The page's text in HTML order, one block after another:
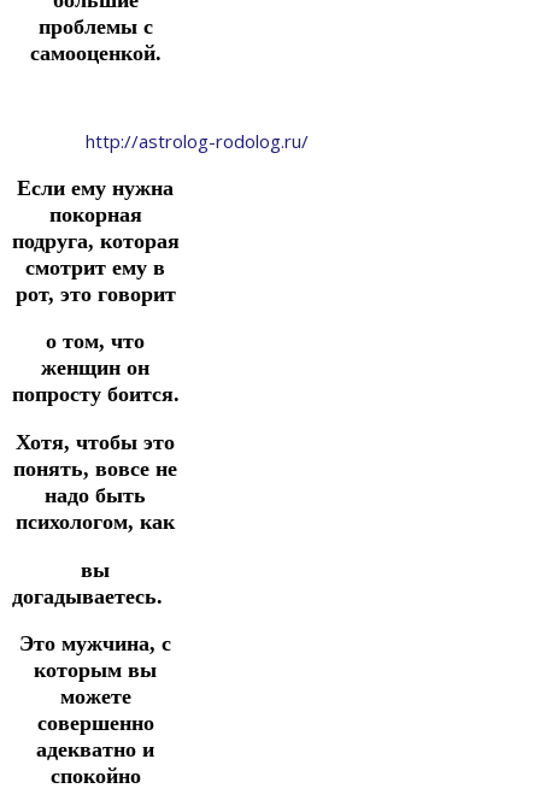
проблемы с
самооценкой.
http://astrolog-rodolog.ru/
Если ему нужна
покорная
подруга, которая
смотрит ему в
рот, это говорит
о том, что
женщин он
попросту боится.
Хотя, чтобы это
понять, вовсе не
надо быть
психологом, как
вы
догадываетесь.⠀
Это мужчина, с
которым вы
можете
совершенно
адекватно и
спокойно